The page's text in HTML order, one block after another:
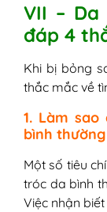
VII –
đáp 4
Khi bị bỏng
thắc mắc về
1. Làm
bình
Một số tiêu
tróc da bình
Việc nhận